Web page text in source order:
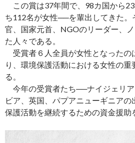
この賞は37年間で、98カ国から
ち112名が女性──を輩出してきた。
官、国家元首、NGOのリーダー、
た人々である。
受賞者６人全員が女性となったの
り、環境保護活動における女性の
る。
今年の受賞者たち──ナイジェリ
ビア、英国、パプアニューギニア
保護活動を継続するための資金援助